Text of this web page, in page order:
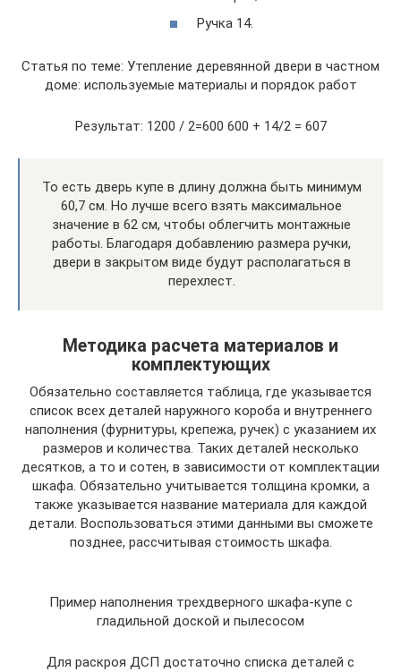
Ручка 14.
Статья по теме: Утепление деревянной двери в частном
доме: используемые материалы и порядок работ
Результат: 1200 / 2=600 600 + 14/2 = 607
То есть дверь купе в длину должна быть минимум
60,7 см. Но лучше всего взять максимальное
значение в 62 см, чтобы облегчить монтажные
работы. Благодаря добавлению размера ручки,
двери в закрытом виде будут располагаться в
перехлест.
Методика расчета материалов и
комплектующих
Обязательно составляется таблица, где указывается
список всех деталей наружного короба и внутреннего
наполнения (фурнитуры, крепежа, ручек) с указанием их
размеров и количества. Таких деталей несколько
десятков, а то и сотен, в зависимости от комплектации
шкафа. Обязательно учитывается толщина кромки, а
также указывается название материала для каждой
детали. Воспользоваться этими данными вы сможете
позднее, рассчитывая стоимость шкафа.
Пример наполнения трехдверного шкафа-купе с
гладильной доской и пылесосом
Для раскроя ДСП достаточно списка деталей с